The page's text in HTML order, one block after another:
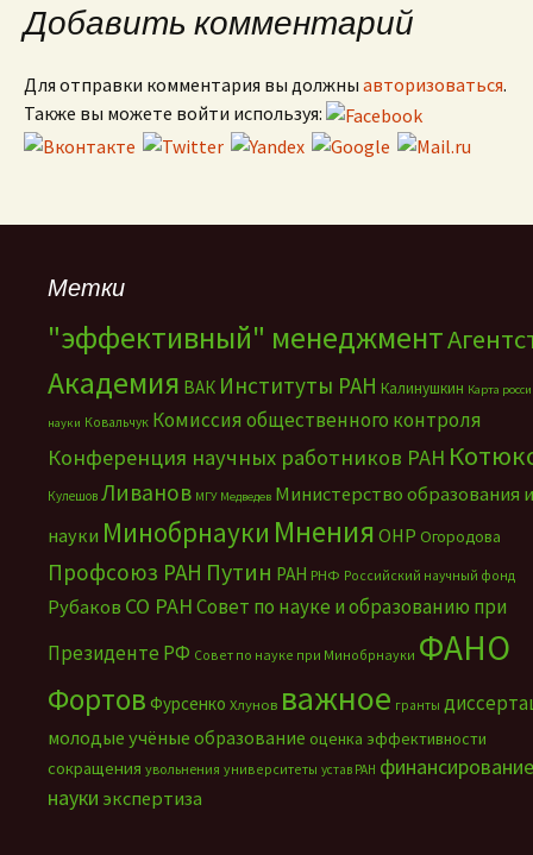
Добавить комментарий
Для отправки комментария вы должны авторизоваться.
Также вы можете войти используя:
Метки
"эффективный" менеджмент
Академия ВАК Институты РАН Калинушкин Карта
науки Ковальчук Комиссия общественного контроля
Конференция научных работников РАН
Кулешов Ливанов МГУ Медведев Министерство образования и
науки Минобрнауки Мнения ОНР Огородова
Профсоюз РАН Путин РАН РНФ Российский научный фонд
Рубаков СО РАНСовет по науке и образованию при
Президенте РФ Совет по науке при Минобрнауки ФАНО
Фортов Фурсенко Хлунов важное гранты
молодые учёные образование оценка эффективности
сокращения увольнения университеты устав РАН финансирование
науки экспертиза